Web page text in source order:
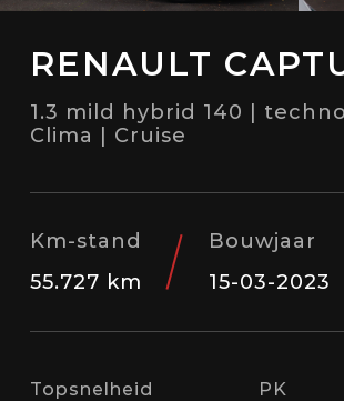
RENAULT
1.3 mild hybrid 140 |
Clima | Cruise
Km-stand
55.727 km
Bouwjaar
15-03-2023
Topsnelheid
PK